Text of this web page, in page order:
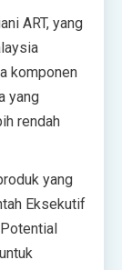
ART, yang
komponen
yang
rendah
yang
Eksekutif